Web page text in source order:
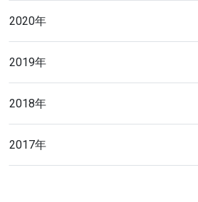
2020年
2019年
2018年
2017年